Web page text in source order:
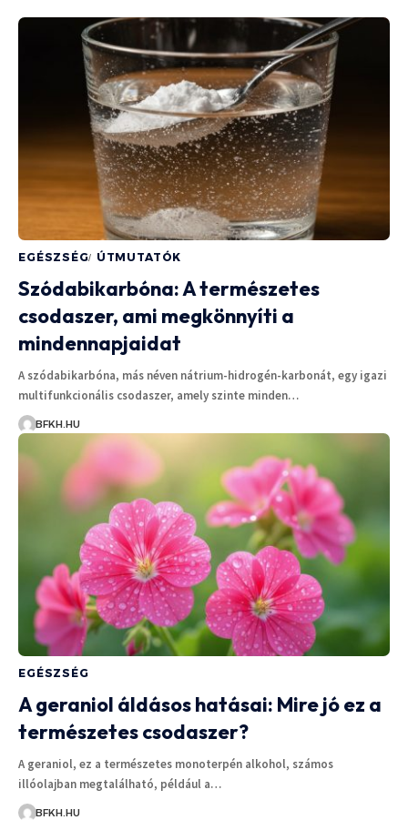
EGÉSZSÉG ÚTMUTATÓK
Szódabikarbóna: A természetes
csodaszer, ami megkönnyíti a
mindennapjaidat
A szódabikarbóna, más néven nátrium-hidrogén-karbonát, egy igazi
multifunkcionális csodaszer, amely szinte minden…
BFKH.HU
EGÉSZSÉG
A geraniol áldásos hatásai: Mire jó ez a
természetes csodaszer?
A geraniol, ez a természetes monoterpén alkohol, számos
illóolajban megtalálható, például a…
BFKH.HU